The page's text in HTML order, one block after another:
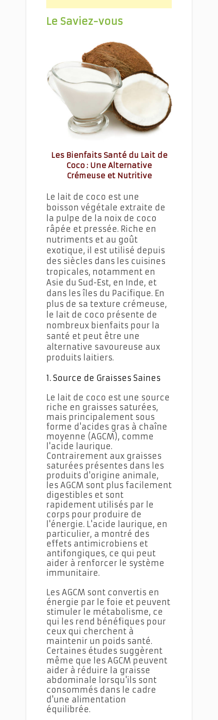
Le Saviez-vous
Le Curry de Chou-fleur au Poulet
Les Bienfaits Santé du Lait de
Coco : Une Alternative
Crémeuse et Nutritive
Le lait de coco est une
boisson végétale extraite de
la pulpe de la noix de coco
râpée et pressée. Riche en
nutriments et au goût
exotique, il est utilisé depuis
des siècles dans les cuisines
tropicales, notamment en
Asie du Sud-Est, en Inde, et
dans les îles du Pacifique. En
plus de sa texture crémeuse,
le lait de coco présente de
nombreux bienfaits pour la
santé et peut être une
alternative savoureuse aux
produits laitiers.
1. Source de Graisses Saines
Le lait de coco est une source
riche en graisses saturées,
mais principalement sous
forme d'acides gras à chaîne
moyenne (AGCM), comme
l'acide laurique.
Contrairement aux graisses
saturées présentes dans les
produits d'origine animale,
les AGCM sont plus facilement
digestibles et sont
rapidement utilisés par le
corps pour produire de
l'énergie. L'acide laurique, en
particulier, a montré des
effets antimicrobiens et
antifongiques, ce qui peut
aider à renforcer le système
immunitaire.
Les AGCM sont convertis en
énergie par le foie et peuvent
stimuler le métabolisme, ce
qui les rend bénéfiques pour
ceux qui cherchent à
maintenir un poids santé.
Certaines études suggèrent
même que les AGCM peuvent
aider à réduire la graisse
abdominale lorsqu'ils sont
consommés dans le cadre
d'une alimentation
équilibrée.